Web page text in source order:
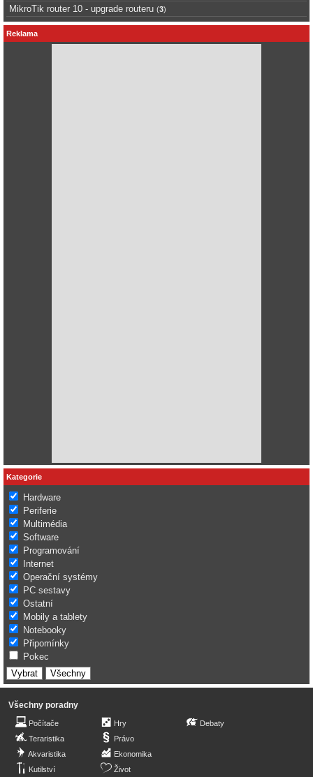
MikroTik router 10 - upgrade routeru (3)
Reklama
Kategorie
Hardware
Periferie
Multimédia
Software
Programování
Internet
Operační systémy
PC sestavy
Ostatní
Mobily a tablety
Notebooky
Připomínky
Pokec
Všechny poradny
Počítače
Teraristika
Akvaristika
Kutilství
Hry
Právo
Ekonomika
Život
Debaty